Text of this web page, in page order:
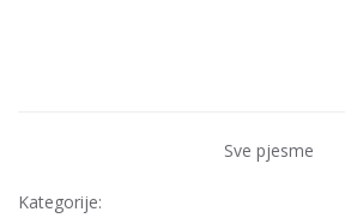
Sve pjesme
Kategorije: